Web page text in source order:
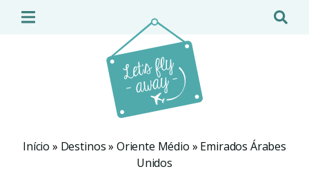
Início » Destinos» Oriente Médio » Emirados Árabes
Unidos